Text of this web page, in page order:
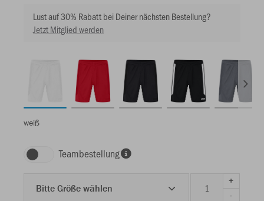
Lust auf 30% Rabatt bei Deiner nächsten Bestellung?
Jetzt Mitglied werden
weiß
Teambestellung
Bitte Größe wählen
+
-